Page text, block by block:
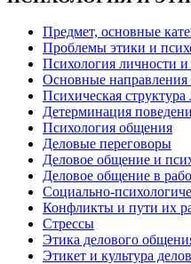
Предмет, основные
Проблемы этики и
Психология личности
Основные направления
Психическая структура
Детерминация
Психология общения
Деловые переговоры
Деловое общение и
Деловое общение в
Cоциально-
Конфликты и пути их
Стрессы
Этика делового
Этикет и культура